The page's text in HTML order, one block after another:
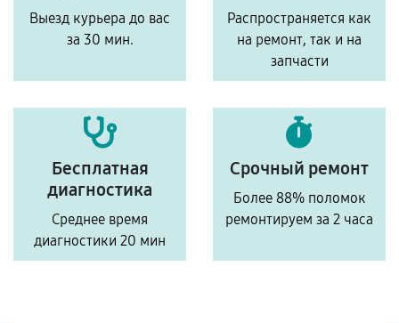
Выезд курьера до вас
за 30 мин.
Распространяется как
на ремонт, так и на
запчасти
Бесплатная
диагностика
Среднее время
диагностики 20 мин
Срочный ремонт
Более 88% поломок
ремонтируем за 2 часа